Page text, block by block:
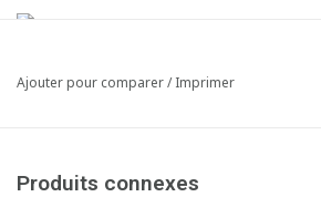
Ajouter pour comparer/Imprimer
Produits connexes